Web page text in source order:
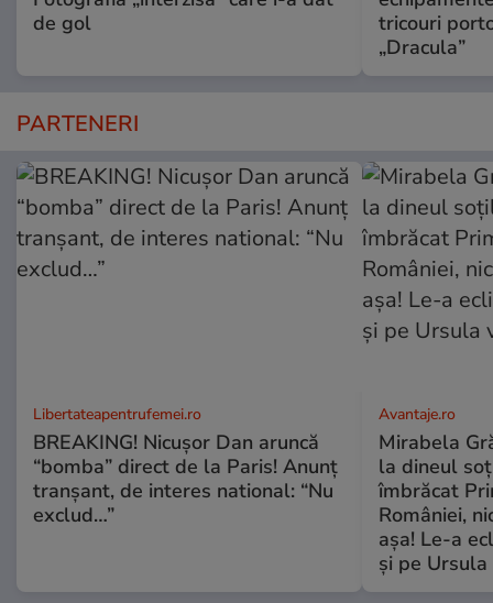
de gol
tricouri
„Dracula”
PARTENERI
Libertateapentrufemei.ro
BREAKING! Nicușor Dan aruncă
“bomba” direct de la Paris! Anunț
tranșant, de interes national: “Nu
exclud…”
Avantaje.ro
Mirabela
la dineul
îmbrăcat
României,
așa! Le-a
și pe